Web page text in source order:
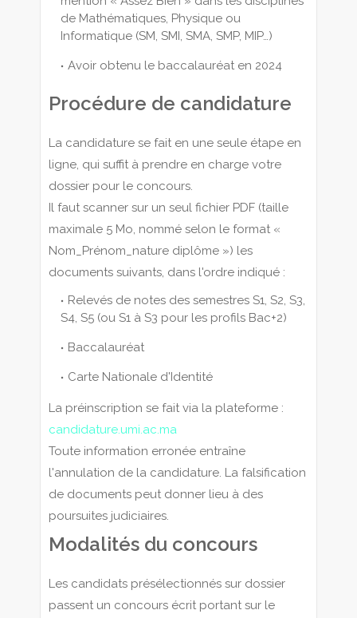
de Mathématiques, Physique ou
Informatique (SM, SMI, SMA, SMP, MIP…)
Avoir obtenu le baccalauréat en 2024
Procédure de candidature
La candidature se fait en une seule étape en
ligne, qui suffit à prendre en charge votre
dossier pour le concours.
Il faut scanner sur un seul fichier PDF (taille
maximale 5 Mo, nommé selon le format «
Nom_Prénom_nature diplôme ») les
documents suivants, dans l'ordre indiqué :
Relevés de notes des semestres S1, S2, S3,
S4, S5 (ou S1 à S3 pour les profils Bac+2)
Baccalauréat
Carte Nationale d'Identité
La préinscription se fait via la plateforme :
candidature.umi.ac.ma
Toute information erronée entraîne
l'annulation de la candidature. La falsification
de documents peut donner lieu à des
poursuites judiciaires.
Modalités du concours
Les candidats présélectionnés sur dossier
passent un concours écrit portant sur le